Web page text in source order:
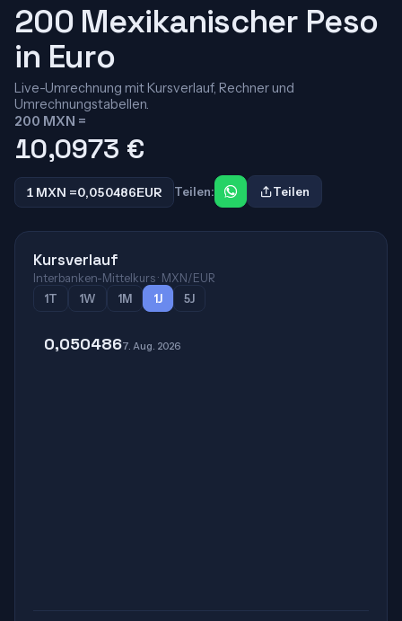
200 Mexikanischer Peso
in Euro
Live-Umrechnung mit Kursverlauf, Rechner und
Umrechnungstabellen.
200 MXN =
10,0973 €
1 MXN =0,050486EUR Teilen: Teilen
Kursverlauf
Interbanken-Mittelkurs · MXN/EUR
1T
1W 1M 1J 5J
0,0504867. Aug. 2026